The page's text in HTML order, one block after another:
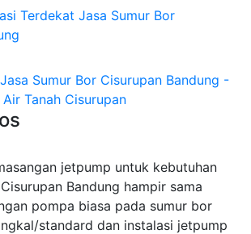
Terdekat Jasa Sumur Bor
Jasa Sumur Bor Cisurupan Bandung -
Tanah Cisurupan
jetpump untuk kebutuhan
Bandung hampir sama
pompa biasa pada sumur bor
standard dan instalasi jetpump